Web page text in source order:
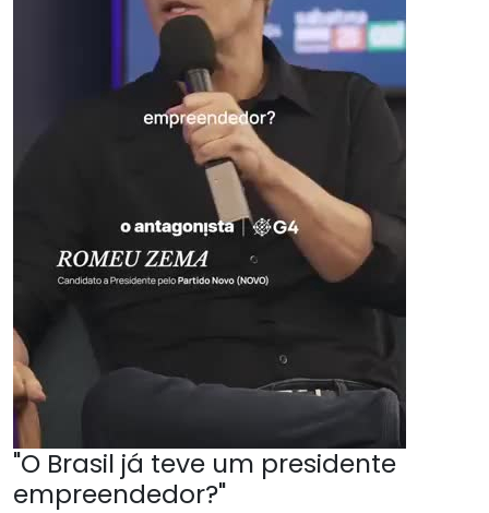
"O Brasil já teve um presidente
empreendedor?"